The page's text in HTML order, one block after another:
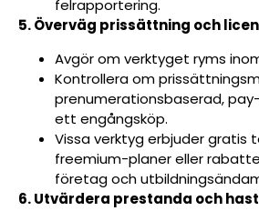
felrapportering.
5. Överväg prissättning och
Avgör om verktyget ryms
Kontrollera om
prenumerationsbaserad,
ett engångsköp.
Vissa verktyg erbjuder gratis
freemium-planer eller
företag och
6. Utvärdera prestanda och